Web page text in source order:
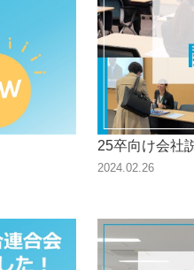
25卒向け会社
2024.02.26